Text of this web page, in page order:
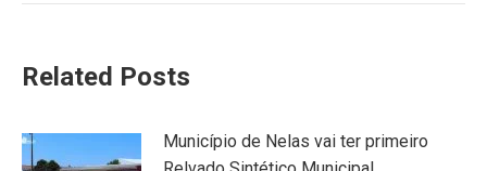
Related Posts
Município de Nelas vai ter primeiro